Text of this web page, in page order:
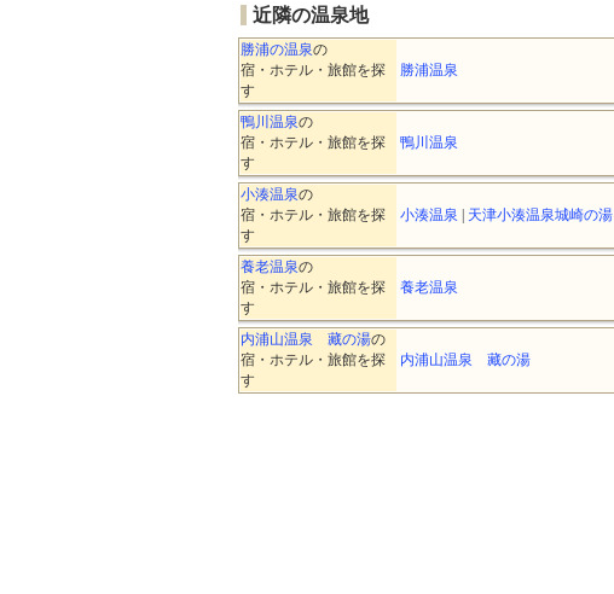
近隣の温泉地
勝浦の温泉の
宿・ホテル・旅館を探
す
勝浦温泉
鴨川温泉の
宿・ホテル・旅館を探
す
鴨川温泉
小湊温泉の
宿・ホテル・旅館を探
す
小湊温泉 | 天津小湊温泉城崎の湯
養老温泉の
宿・ホテル・旅館を探
す
養老温泉
内浦山温泉 藏の湯の
宿・ホテル・旅館を探
す
内浦山温泉 藏の湯